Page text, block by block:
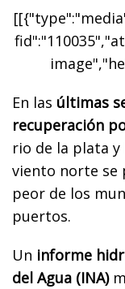
En las últimas
recuperación
rio de la plata y
viento norte se
peor de los
puertos.
Un informe
del Agua (INA)